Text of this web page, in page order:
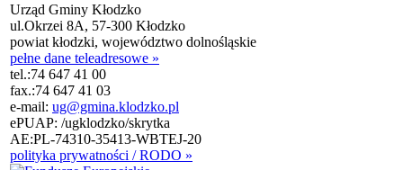
Urząd Gminy Kłodzko
ul.Okrzei 8A, 57-300 Kłodzko
powiat kłodzki, województwo dolnośląskie
pełne dane teleadresowe »
tel.:74 647 41 00
fax.:74 647 41 03
e-mail: ug@gmina.klodzko.pl
ePUAP: /ugklodzko/skrytka
AE:PL-74310-35413-WBTEJ-20
polityka prywatności / RODO »